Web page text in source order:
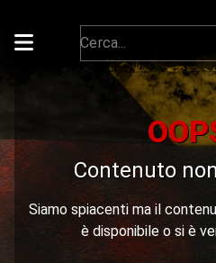
Contenuto
Siamo spiacenti ma il
è disponibile o si è